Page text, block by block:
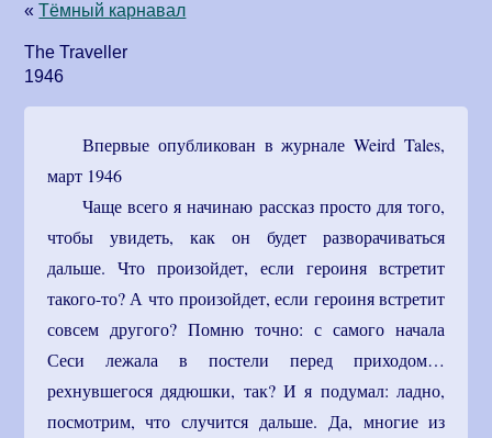
«Тёмный карнавал
The Traveller
1946
Впервые опубликован в журнале Weird Tales,
март 1946
Чаще всего я начинаю рассказ просто для того,
чтобы увидеть, как он будет разворачиваться
дальше. Что произойдет, если героиня встретит
такого-то? А что произойдет, если героиня встретит
совсем другого? Помню точно: с самого начала
Сеси лежала в постели перед приходом…
рехнувшегося дядюшки, так? И я подумал: ладно,
посмотрим, что случится дальше. Да, многие из